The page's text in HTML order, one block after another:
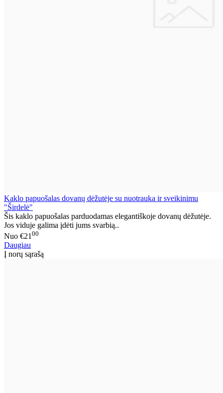
Kaklo papuošalas dovanų dėžutėje su nuotrauka ir sveikinimu
"Širdelė"
Šis kaklo papuošalas parduodamas elegantiškoje dovanų dėžutėje.
Jos viduje galima įdėti jums svarbią..
Nuo €2100
Daugiau
Į norų sąrašą